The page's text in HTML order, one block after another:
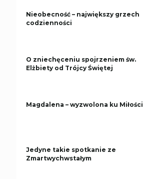
Nieobecność – największy grzech
codzienności
O zniechęceniu spojrzeniem św.
Elżbiety od Trójcy Świętej
Magdalena – wyzwolona ku Miłości
Jedyne takie spotkanie ze
Zmartwychwstałym